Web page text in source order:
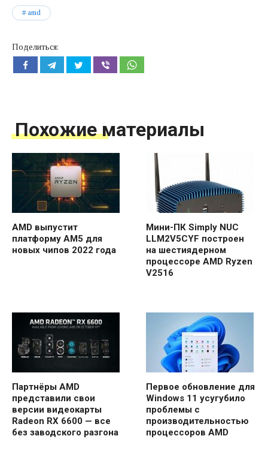
amd
Поделиться:
Похожие материалы
AMD выпустит
платформу AM5 для
новых чипов 2022 года
Мини-ПК Simply NUC
LLM2V5CYF построен
на шестиядерном
процессоре AMD Ryzen
V2516
Партнёры AMD
представили свои
версии видеокарты
Radeon RX 6600 — все
без заводского разгона
Первое обновление для
Windows 11 усугубило
проблемы с
производительностью
процессоров AMD